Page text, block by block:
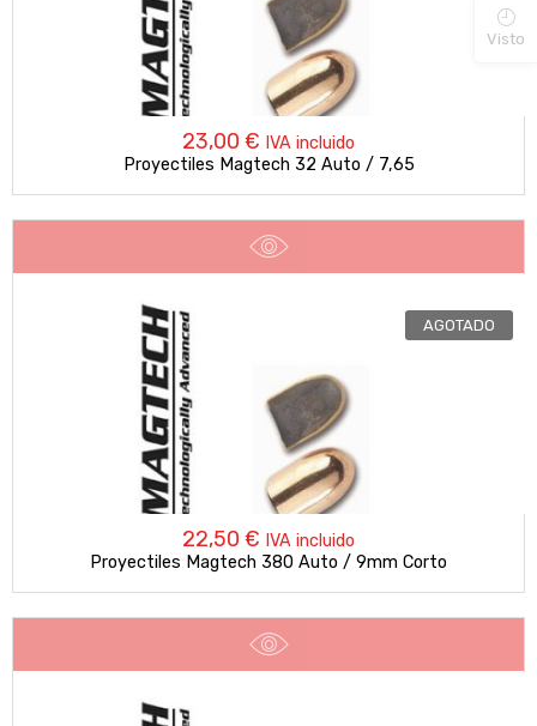
23,00 € IVA incluido
Proyectiles Magtech 32 Auto / 7,65
AGOTADO
22,50 € IVA incluido
Proyectiles Magtech 380 Auto / 9mm Corto
Visto